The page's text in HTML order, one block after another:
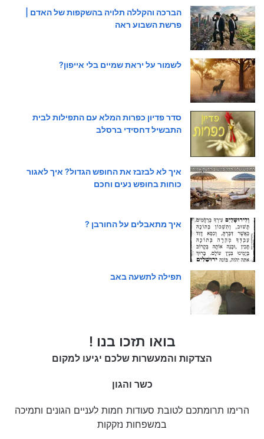
הברכה והקללה תלויה בהשקפות של האדם |
פרשת השבוע ראה
לשמור על יראת שמיים בלי אייפון?
סדר פדיון כפרות המלא עם התפילות לבית
התבשיל דחסידי ברסלב
איך לא לבזבז את החופש הגדול? איך לאגור
כוחות בחופש נעים וחכם
איך מתאבלים על החורבן ?
תפילה לתשעה באב
בואו תזכו בנו !
הצדקות והמעשרות שלכם יגיעו למקום
כשר והגון
הרימו תרומתכם לטובת סעודות חמות לעניים הגונים ותמיכה
במשפחות נזקקות